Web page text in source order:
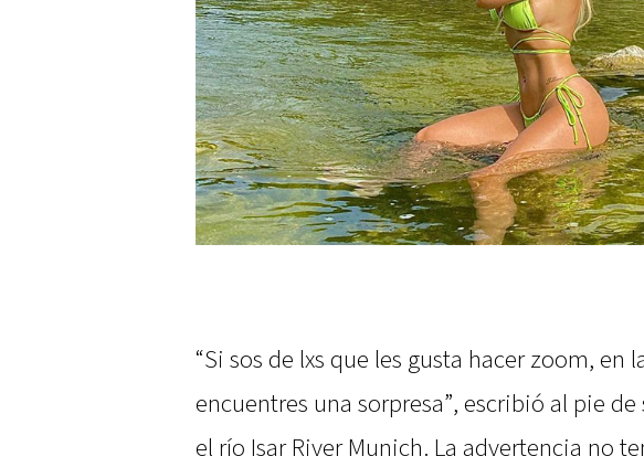
“Si sos de lxs que les gusta hacer zoom, en
encuentres una sorpresa”, escribió al pie
el río Isar River Munich. La advertencia no